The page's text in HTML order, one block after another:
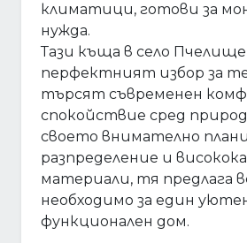
климатици, готови за
нужда.
Тази къща в село Пчелище
перфектният избор за
търсят съвременен
спокойствие сред
своето внимателно
разпределение и
материали, тя предлага
необходимо за един
функционален дом.